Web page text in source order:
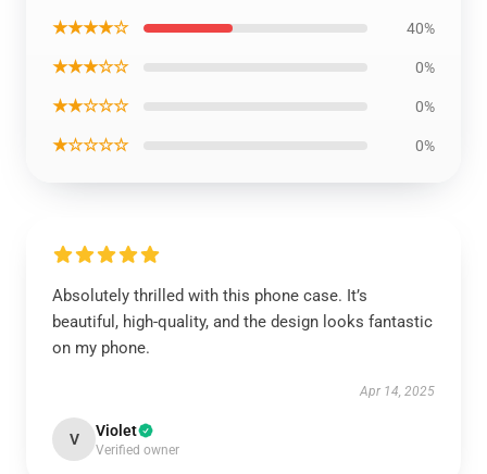
★★★★☆ 40%
★★★☆☆ 0%
★★☆☆☆ 0%
★☆☆☆☆ 0%
Absolutely thrilled with this phone case. It’s
beautiful, high-quality, and the design looks fantastic
on my phone.
Apr 14, 2025
V Violet
Verified owner